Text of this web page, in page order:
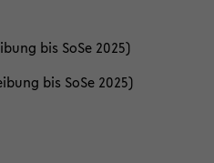
bis SoSe 2025)
bis SoSe 2025)